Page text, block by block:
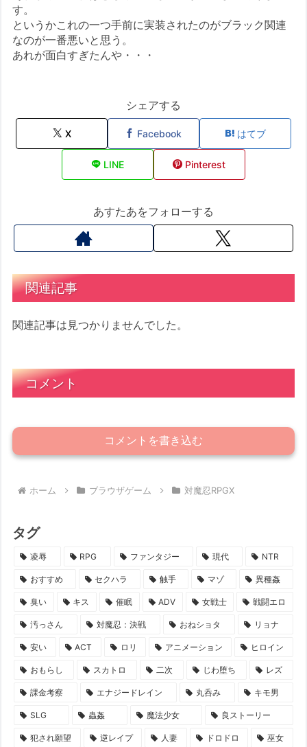
す。
というかこれの一つ手前に実装されたのがブラック関連
なのが一番悪いと思う。
あれが面白すぎたんや・・・
シェアする
X Facebook はてブ
LINE Pinterest
あすたあをフォローする
関連記事
関連記事は見つかりませんでした。
コメント
コメントを書き込む
ホーム ブラウザゲーム 対魔忍RPGX
タグ
凌辱 RPG ファンタジー 現代 NTR
おすすめ セクハラ 触手 マゾ 異種姦
臭い キス 催眠 ADV 女戦士 戦闘エロ
汚っさん 対魔忍：決戦 おねショタ リョナ
安い ACT ロリ アニメーション ヒロイン
おもらし スカトロ 二次 じわ堕ち レズ
課金考察 エナジードレイン 丸呑み キモ男
SLG 蟲姦 魔法少女 良ストーリー
犯され願望 逆レイプ 人妻 ドロドロ 巫女